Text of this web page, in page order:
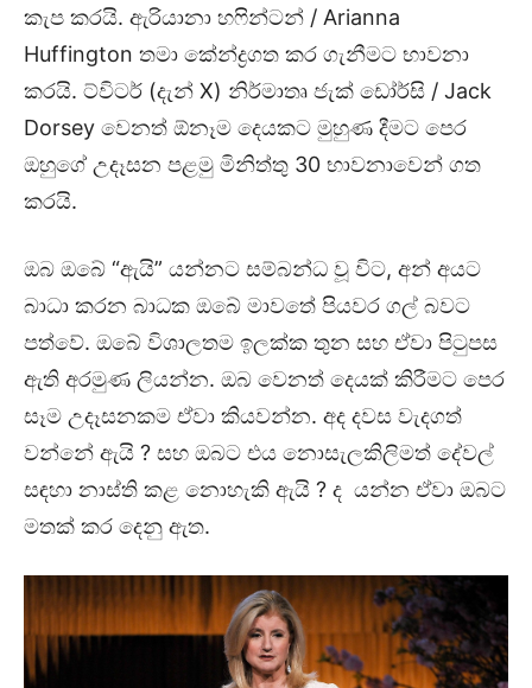
කැප කරයි. ඇරියානා හෆින්ටන් / Arianna
Huffington තමා කේන්ද්‍රගත කර ගැනීමට භාවනා
කරයි. ට්විටර් (දැන් X) නිර්මාතෘ ජැක් ඩෝර්සි / Jack
Dorsey වෙනත් ඕනෑම දෙයකට මුහුණ දීමට පෙර
ඔහුගේ උදෑසන පළමු මිනිත්තු 30 භාවනාවෙන් ගත
කරයි.
ඔබ ඔබේ “ඇයි” යන්නට සම්බන්ධ වූ විට, අන් අයට
බාධා කරන බාධක ඔබේ මාවතේ පියවර ගල් බවට
පත්වේ. ඔබේ විශාලතම ඉලක්ක තුන සහ ඒවා පිටුපස
ඇති අරමුණ ලියන්න. ඔබ වෙනත් දෙයක් කිරීමට පෙර
සෑම උදෑසනකම ඒවා කියවන්න. අද දවස වැදගත්
වන්නේ ඇයි ? සහ ඔබට එය නොසැලකිලිමත් දේවල්
සඳහා නාස්ති කළ නොහැකි ඇයි ? ද යන්න ඒවා ඔබට
මතක් කර දෙනු ඇත.